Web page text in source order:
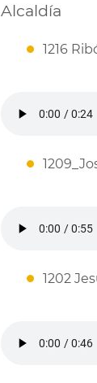
Alcaldía
1216
1202